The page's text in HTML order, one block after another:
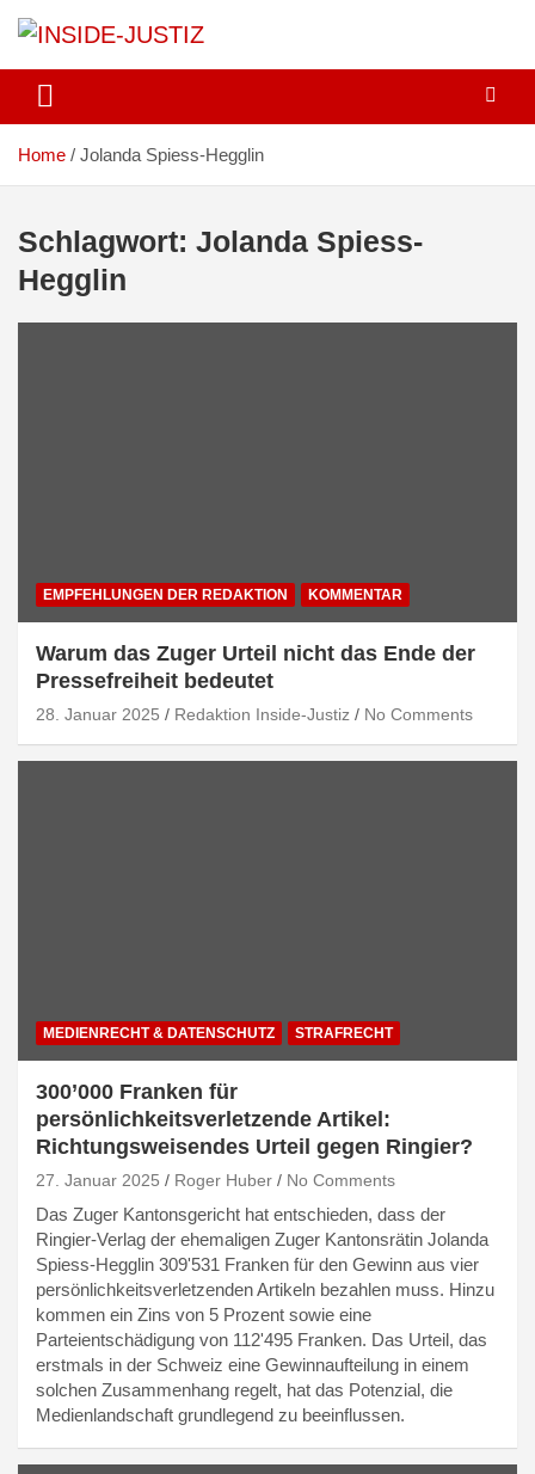
INSIDE-JUSTIZ
Home Jolanda Spiess-Hegglin
Schlagwort: Jolanda Spiess-
Hegglin
EMPFEHLUNGEN DER REDAKTION KOMMENTAR
Warum das Zuger Urteil nicht das Ende der
Pressefreiheit bedeutet
28. Januar 2025 Redaktion Inside-Justiz No Comments
MEDIENRECHT & DATENSCHUTZ STRAFRECHT
300’000 Franken für
persönlichkeitsverletzende Artikel:
Richtungsweisendes Urteil gegen Ringier?
27. Januar 2025 Roger Huber No Comments
Das Zuger Kantonsgericht hat entschieden, dass der
Ringier-Verlag der ehemaligen Zuger Kantonsrätin Jolanda
Spiess-Hegglin 309'531 Franken für den Gewinn aus vier
persönlichkeitsverletzenden Artikeln bezahlen muss. Hinzu
kommen ein Zins von 5 Prozent sowie eine
Parteientschädigung von 112'495 Franken. Das Urteil, das
erstmals in der Schweiz eine Gewinnaufteilung in einem
solchen Zusammenhang regelt, hat das Potenzial, die
Medienlandschaft grundlegend zu beeinflussen.